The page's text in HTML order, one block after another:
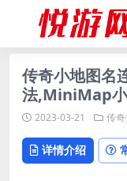
传奇小地图名
法,MiniMap
2023-03-21 传
详情介绍